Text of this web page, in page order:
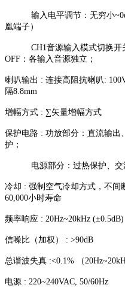
输入电平调节：无穷小
凰端子）
CH1音源输入模式切换开关
OFF：各输入音源独立；
喇叭输出 : 连接高阻抗喇叭:
隔8.8mm
增幅方式 : ∑矢量增幅方式
保护电路 : 功放部分：直流输出
护；
电源部分：过热保护、交
冷却 : 强制空气冷却方式，不间
60,000小时寿命
频率响应 : 20Hz~20kHz (±0.5dB)
信噪比（加权） : >90dB
总谐波失真 :<0.1% （
电源 : 220~240VAC, 50/60Hz